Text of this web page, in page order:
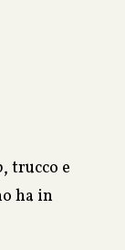
trucco e
ha in